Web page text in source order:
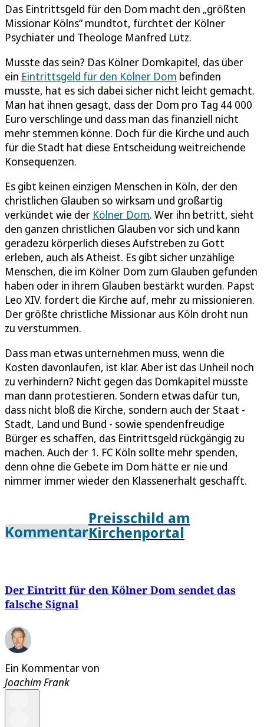
Das Eintrittsgeld für den Dom macht den „größten
Missionar Kölns“ mundtot, fürchtet der Kölner
Psychiater und Theologe Manfred Lütz.
Musste das sein? Das Kölner Domkapitel, das über
ein Eintrittsgeld für den Kölner Dom befinden
musste, hat es sich dabei sicher nicht leicht gemacht.
Man hat ihnen gesagt, dass der Dom pro Tag 44 000
Euro verschlinge und dass man das finanziell nicht
mehr stemmen könne. Doch für die Kirche und auch
für die Stadt hat diese Entscheidung weitreichende
Konsequenzen.
Es gibt keinen einzigen Menschen in Köln, der den
christlichen Glauben so wirksam und großartig
verkündet wie der Kölner Dom. Wer ihn betritt, sieht
den ganzen christlichen Glauben vor sich und kann
geradezu körperlich dieses Aufstreben zu Gott
erleben, auch als Atheist. Es gibt sicher unzählige
Menschen, die im Kölner Dom zum Glauben gefunden
haben oder in ihrem Glauben bestärkt wurden. Papst
Leo XIV. fordert die Kirche auf, mehr zu missionieren.
Der größte christliche Missionar aus Köln droht nun
zu verstummen.
Dass man etwas unternehmen muss, wenn die
Kosten davonlaufen, ist klar. Aber ist das Unheil noch
zu verhindern? Nicht gegen das Domkapitel müsste
man dann protestieren. Sondern etwas dafür tun,
dass nicht bloß die Kirche, sondern auch der Staat -
Stadt, Land und Bund - sowie spendenfreudige
Bürger es schaffen, das Eintrittsgeld rückgängig zu
machen. Auch der 1. FC Köln sollte mehr spenden,
denn ohne die Gebete im Dom hätte er nie und
nimmer immer wieder den Klassenerhalt geschafft.
Kommentar
Preisschild am
Kirchenportal
Der Eintritt für den Kölner Dom sendet das
falsche Signal
Ein Kommentar von
Joachim Frank